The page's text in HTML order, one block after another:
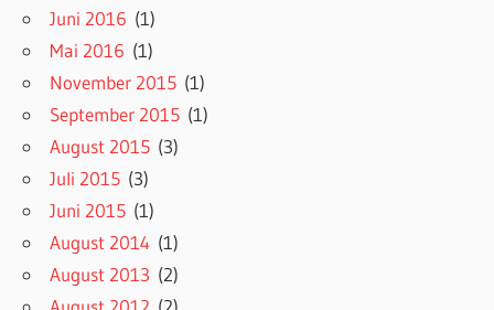
Juni 2016 (1)
Mai 2016 (1)
November 2015 (1)
September 2015 (1)
August 2015 (3)
Juli 2015 (3)
Juni 2015 (1)
August 2014 (1)
August 2013 (2)